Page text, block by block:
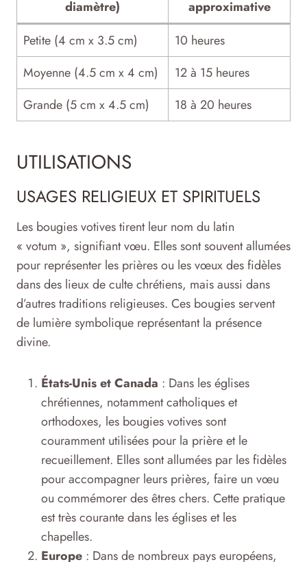
diamètre)
approximative
Petite (4 cm x 3.5 cm)
10 heures
Moyenne (4.5 cm x 4 cm)
12 à 15 heures
Grande (5 cm x 4.5 cm)
18 à 20 heures
UTILISATIONS
USAGES RELIGIEUX ET SPIRITUELS
Les bougies votives tirent leur nom du latin
« votum », signifiant vœu. Elles sont souvent allumées
pour représenter les prières ou les vœux des fidèles
dans des lieux de culte chrétiens, mais aussi dans
d’autres traditions religieuses. Ces bougies servent
de lumière symbolique représentant la présence
divine.
États-Unis et Canada : Dans les églises
chrétiennes, notamment catholiques et
orthodoxes, les bougies votives sont
couramment utilisées pour la prière et le
recueillement. Elles sont allumées par les fidèles
pour accompagner leurs prières, faire un vœu
ou commémorer des êtres chers. Cette pratique
est très courante dans les églises et les
chapelles.
Europe : Dans de nombreux pays européens,